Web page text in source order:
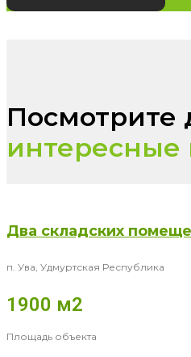
Посмотрите
интересные
Два складских
п. Ува, Удмуртская Республика
1900 м2
Площадь объекта